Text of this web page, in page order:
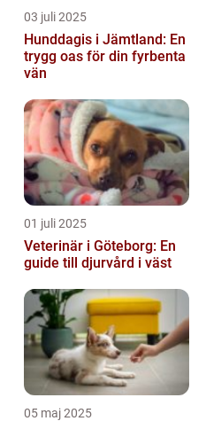
03 juli 2025
Hunddagis i Jämtland: En
trygg oas för din fyrbenta
vän
01 juli 2025
Veterinär i Göteborg: En
guide till djurvård i väst
05 maj 2025